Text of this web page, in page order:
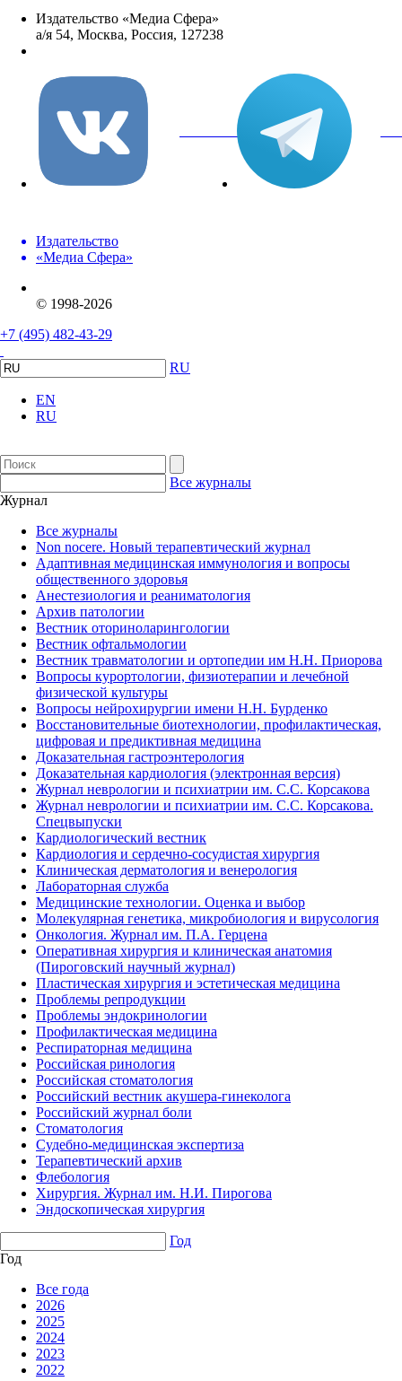
Издательство «Медиа Сфера»
а/я 54, Москва, Россия, 127238
вКонтакте
Издательство
«Медиа Сфера»
© 1998-2026
+7 (495) 482-43-29
RU
EN
RU
Все журналы
Журнал
Все журналы
Non nocere. Новый терапевтический журнал
Адаптивная медицинская иммунология и вопросы
общественного здоровья
Анестезиология и реаниматология
Архив патологии
Вестник оториноларингологии
Вестник офтальмологии
Вестник травматологии и ортопедии им Н.Н. Приорова
Вопросы курортологии, физиотерапии и лечебной
физической культуры
Вопросы нейрохирургии имени Н.Н. Бурденко
Восстановительные биотехнологии, профилактическая,
цифровая и предиктивная медицина
Доказательная гастроэнтерология
Доказательная кардиология (электронная версия)
Журнал неврологии и психиатрии им. С.С. Корсакова
Журнал неврологии и психиатрии им. С.С. Корсакова.
Спецвыпуски
Кардиологический вестник
Кардиология и сердечно-сосудистая хирургия
Клиническая дерматология и венерология
Лабораторная служба
Медицинские технологии. Оценка и выбор
Молекулярная генетика, микробиология и вирусология
Онкология. Журнал им. П.А. Герцена
Оперативная хирургия и клиническая анатомия
(Пироговский научный журнал)
Пластическая хирургия и эстетическая медицина
Проблемы репродукции
Проблемы эндокринологии
Профилактическая медицина
Респираторная медицина
Российская ринология
Российская стоматология
Российский вестник акушера-гинеколога
Российский журнал боли
Стоматология
Судебно-медицинская экспертиза
Терапевтический архив
Флебология
Хирургия. Журнал им. Н.И. Пирогова
Эндоскопическая хирургия
Год
Год
Все года
2026
2025
2024
2023
2022